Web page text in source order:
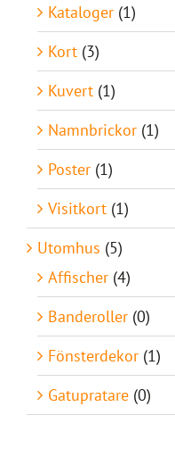
Kataloger (1)
Kort (3)
Kuvert (1)
Namnbrickor (1)
Poster (1)
Visitkort (1)
Utomhus (5)
Affischer (4)
Banderoller (0)
Fönsterdekor (1)
Gatupratare (0)